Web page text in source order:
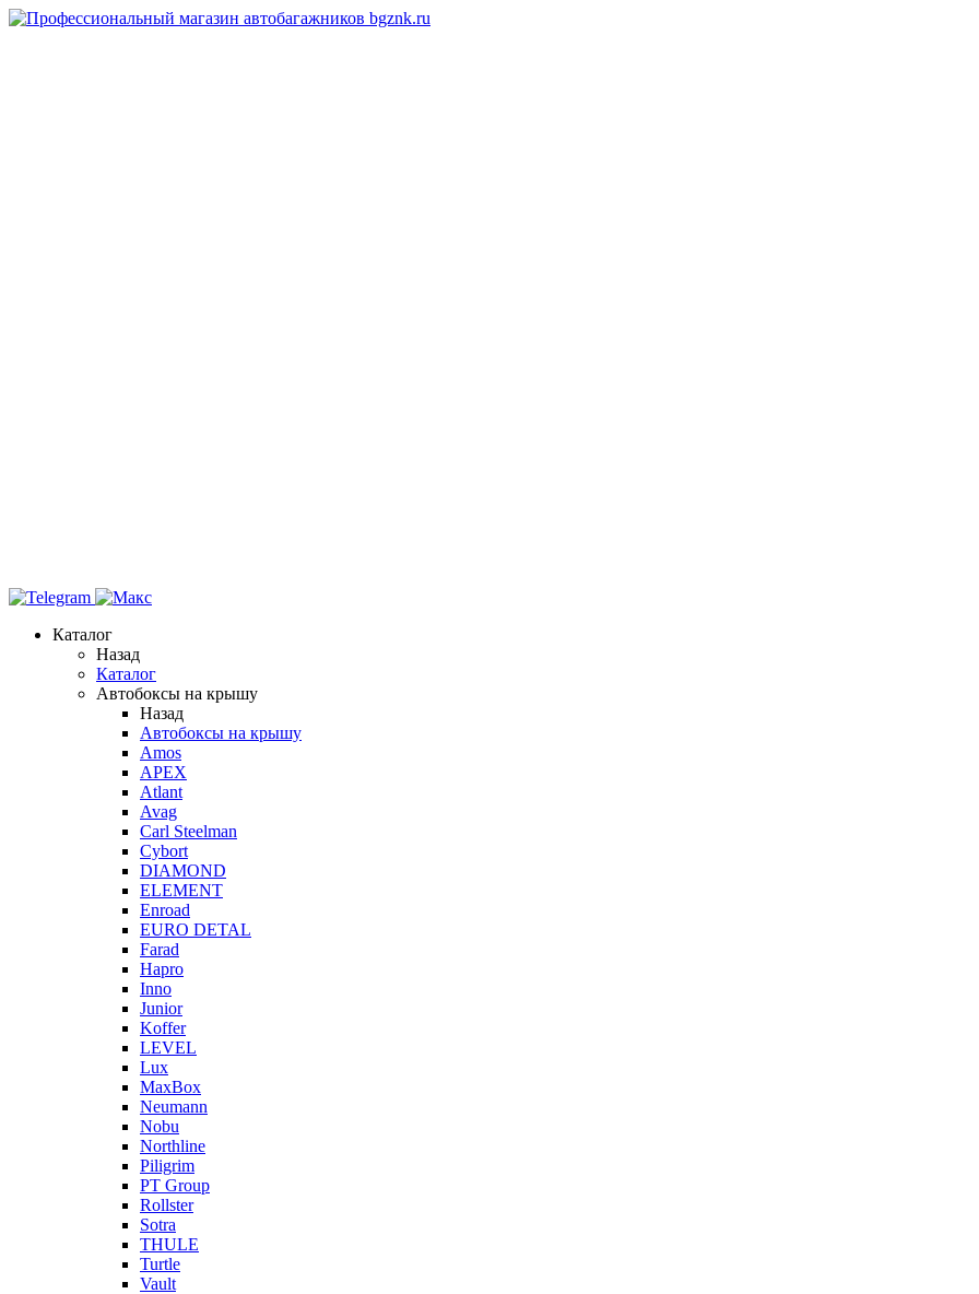
Каталог
Назад
Каталог
Автобоксы на крышу
Назад
Автобоксы на крышу
Amos
APEX
Atlant
Avag
Carl Steelman
Cybort
DIAMOND
ELEMENT
Enroad
EURO DETAL
Farad
Hapro
Inno
Junior
Koffer
LEVEL
Lux
MaxBox
Neumann
Nobu
Northline
Piligrim
PT Group
Rollster
Sotra
THULE
Turtle
Vault